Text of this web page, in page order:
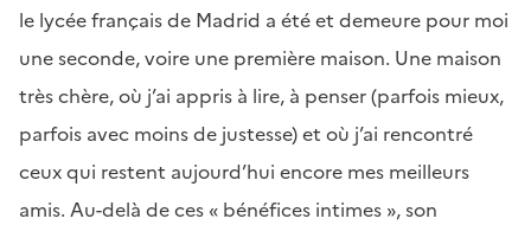
le lycée français de Madrid a été et demeure pour moi
une seconde, voire une première maison. Une maison
très chère, où j’ai appris à lire, à penser (parfois mieux,
parfois avec moins de justesse) et où j’ai rencontré
ceux qui restent aujourd’hui encore mes meilleurs
amis. Au-delà de ces « bénéfices intimes », son